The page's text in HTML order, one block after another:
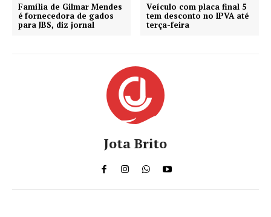
Família de Gilmar Mendes
é fornecedora de gados
para JBS, diz jornal
Veículo com placa final 5
tem desconto no IPVA até
terça-feira
Jota Brito